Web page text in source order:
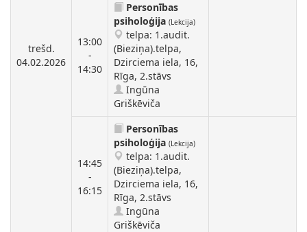
trešd.
04.02.2026
13:00
-
14:30
Personības
psiholoģija (Lekcija)
telpa: 1.audit.
(Bieziņa).telpa,
Dzirciema iela, 16,
Rīga, 2.stāvs
Ingūna
Griškēviča
14:45
-
16:15
Personības
psiholoģija (Lekcija)
telpa: 1.audit.
(Bieziņa).telpa,
Dzirciema iela, 16,
Rīga, 2.stāvs
Ingūna
Griškēviča